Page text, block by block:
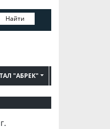
Найти
"АБРЕК"